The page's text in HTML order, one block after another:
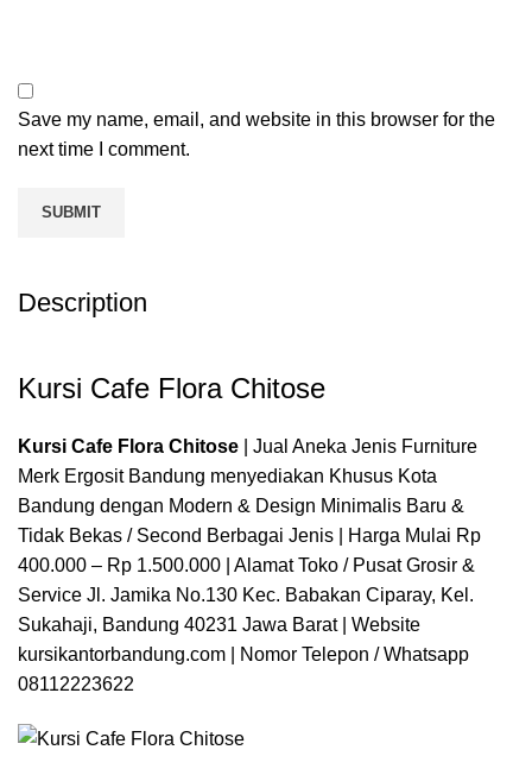
Save my name, email, and website in this browser for the
next time I comment.
Description
Kursi Cafe Flora Chitose
Kursi Cafe Flora Chitose
| Jual Aneka Jenis Furniture
Merk Ergosit Bandung menyediakan Khusus Kota
Bandung dengan Modern & Design Minimalis Baru &
Tidak Bekas / Second Berbagai Jenis | Harga Mulai Rp
400.000 – Rp 1.500.000 | Alamat Toko / Pusat Grosir &
Service Jl. Jamika No.130 Kec. Babakan Ciparay, Kel.
Sukahaji, Bandung 40231 Jawa Barat | Website
kursikantorbandung.com | Nomor Telepon / Whatsapp
08112223622